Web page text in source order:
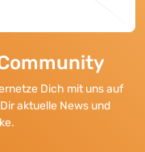
Dich mit uns auf
aktuelle News und